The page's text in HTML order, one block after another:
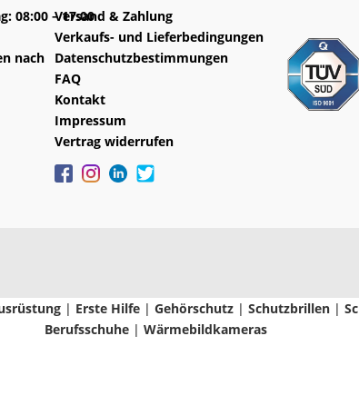
08:00 – 17:00
nach
Versand & Zahlung
Verkaufs- und Lieferbedingungen
Datenschutzbestimmungen
FAQ
Kontakt
Impressum
Vertrag widerrufen
| Erste Hilfe| Gehörschutz| Schutzbrillen|
Berufsschuhe| Wärmebildkameras